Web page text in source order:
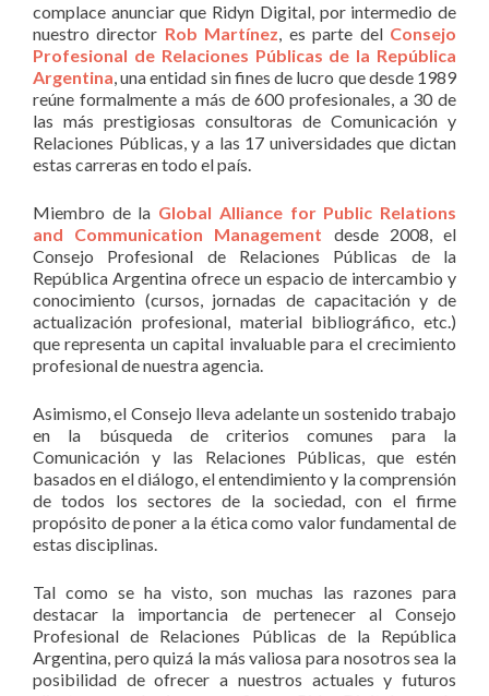
complace anunciar que Ridyn Digital, por intermedio de
nuestro director Rob Martínez , es parte del Consejo
Profesional de Relaciones Públicas de la República
Argentina , una entidad sin fines de lucro que desde 1989
reúne formalmente a más de 600 profesionales, a 30 de
las más prestigiosas consultoras de Comunicación y
Relaciones Públicas, y a las 17 universidades que dictan
estas carreras en todo el país.
Miembro de la Global Alliance for Public Relations
and Communication Management desde 2008, el
Consejo Profesional de Relaciones Públicas de la
República Argentina ofrece un espacio de intercambio y
conocimiento (cursos, jornadas de capacitación y de
actualización profesional, material bibliográfico, etc.)
que representa un capital invaluable para el crecimiento
profesional de nuestra agencia.
Asimismo, el Consejo lleva adelante un sostenido trabajo
en la búsqueda de criterios comunes para la
Comunicación y las Relaciones Públicas, que estén
basados en el diálogo, el entendimiento y la comprensión
de todos los sectores de la sociedad, con el firme
propósito de poner a la ética como valor fundamental de
estas disciplinas.
Tal como se ha visto, son muchas las razones para
destacar la importancia de pertenecer al Consejo
Profesional de Relaciones Públicas de la República
Argentina, pero quizá la más valiosa para nosotros sea la
posibilidad de ofrecer a nuestros actuales y futuros